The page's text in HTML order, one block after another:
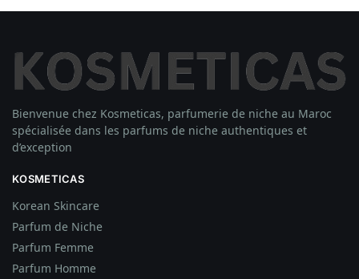
Bienvenue chez Kosmeticas, parfumerie de niche au Maroc
spécialisée dans les parfums de niche authentiques et
d’exception
KOSMETICAS
Korean Skincare
Parfum de Niche
Parfum Femme
Parfum Homme